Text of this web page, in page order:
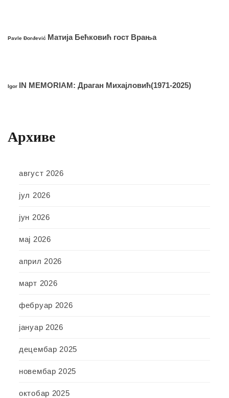
Pavle Đorđević Матија Бећковић гост Врања
Igor IN MEMORIAM: Драган Михајловић(1971-2025)
Архиве
август 2026
јул 2026
јун 2026
мај 2026
април 2026
март 2026
фебруар 2026
јануар 2026
децембар 2025
новембар 2025
октобар 2025